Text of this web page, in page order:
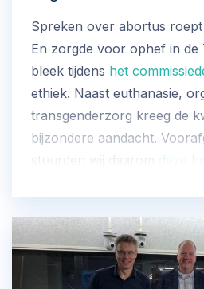
Spreken over abortus
En zorgde voor ophef in de
bleek tijdens het
ethiek. Naast euthanasie,
transgenderzorg kreeg de
bijzondere aandacht.
stuurden wij daarom
deze